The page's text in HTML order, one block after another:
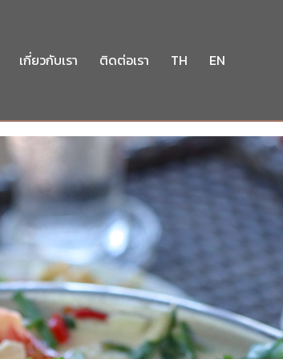
เกี่ยวกับเรา ติดต่อเรา TH EN